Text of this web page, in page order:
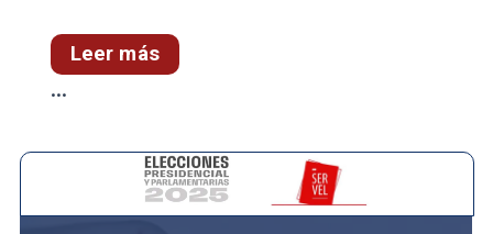
Leer más
...